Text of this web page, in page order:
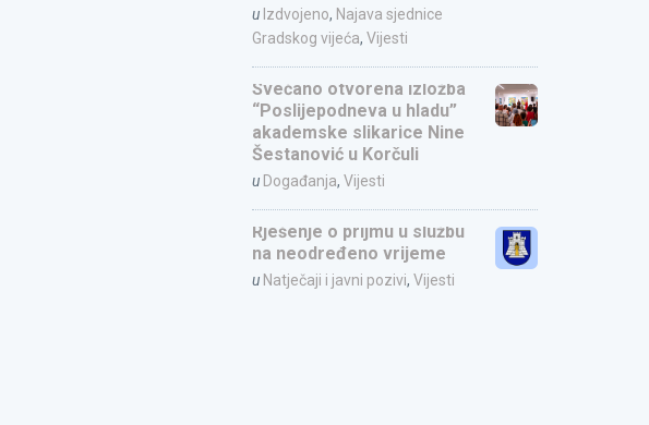
u Izdvojeno, Najava sjednice
Gradskog vijeća, Vijesti
Svečano otvorena izložba
“Poslijepodneva u hladu”
akademske slikarice Nine
Šestanović u Korčuli
u Događanja, Vijesti
Rješenje o prijmu u službu
na neodređeno vrijeme
u Natječaji i javni pozivi, Vijesti